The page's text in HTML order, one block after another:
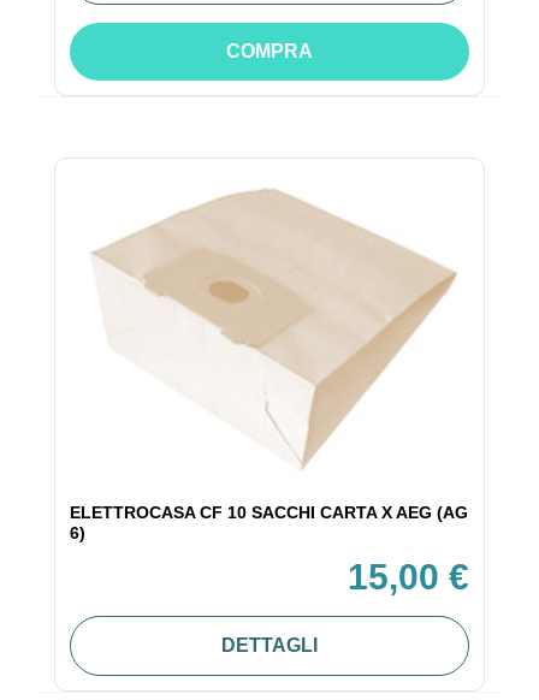
COMPRA
ELETTROCASA CF 10 SACCHI CARTA X AEG (AG
6)
15,00 €
DETTAGLI